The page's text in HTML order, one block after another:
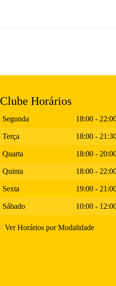
Clube Horários
Segunda 18:00 -
Terça 18:00 -
Quarta 18:00 -
Quinta 18:00 -
Sexta 19:00 -
Sábado 10:00 -
Ver Horários por Modalidade